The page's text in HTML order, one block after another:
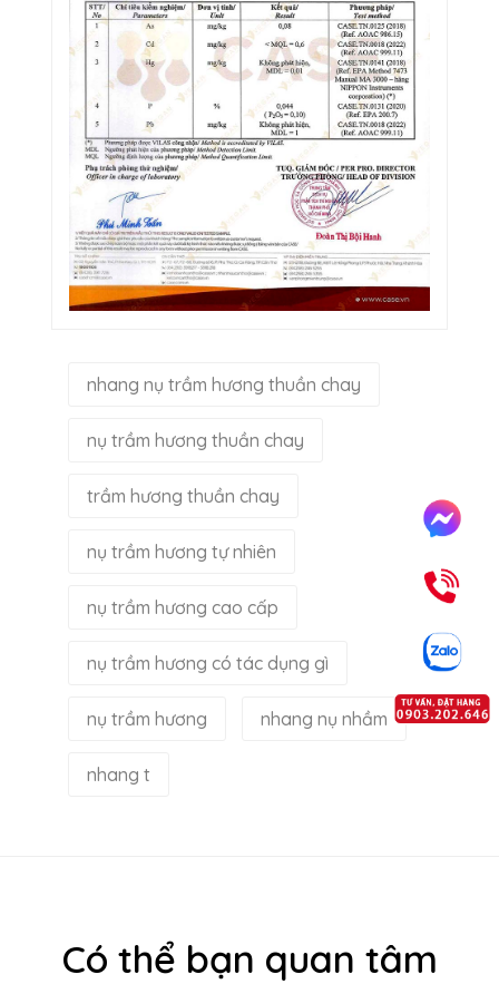
nhang nụ trầm hương thuần chay
nụ trầm hương thuần chay
trầm hương thuần chay
nụ trầm hương tự nhiên
nụ trầm hương cao cấp
nụ trầm hương có tác dụng gì
nụ trầm hương nhang nụ nhầm
nhang t
Có thể bạn quan tâm